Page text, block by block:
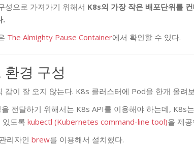
성으로 가져가기 위해서 K8s의 가장 작은 배포단위를
.
The Almighty Pause Container에서 확인할 수 있다.
경 구성
감이 잘 오지 않는다. K8s 클러스터에 Pod을 한개 올려
전달하기 위해서는 K8s API를 이용해야 하는데, K8s
있도록 kubectl (Kubernetes command-line tool)을 제
리자인 brew를 이용해서 설치했다.